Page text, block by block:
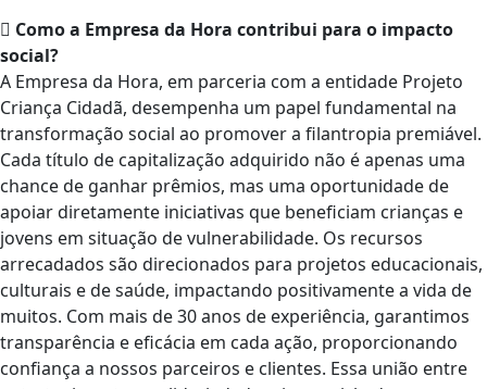
Como a Empresa da Hora contribui para o impacto
social?
A Empresa da Hora, em parceria com a entidade Projeto
Criança Cidadã, desempenha um papel fundamental na
transformação social ao promover a filantropia premiável.
Cada título de capitalização adquirido não é apenas uma
chance de ganhar prêmios, mas uma oportunidade de
apoiar diretamente iniciativas que beneficiam crianças e
jovens em situação de vulnerabilidade. Os recursos
arrecadados são direcionados para projetos educacionais,
culturais e de saúde, impactando positivamente a vida de
muitos. Com mais de 30 anos de experiência, garantimos
transparência e eficácia em cada ação, proporcionando
confiança a nossos parceiros e clientes. Essa união entre